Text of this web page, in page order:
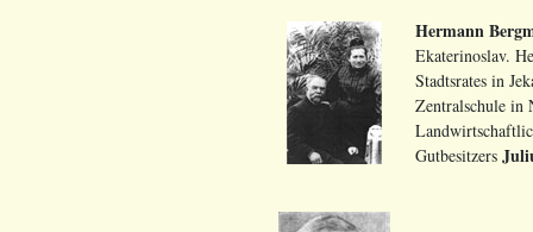
Hermann
Ekaterinoslav.
Stadtsrates in
Zentralschule in
Gutbesitzers